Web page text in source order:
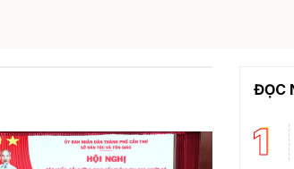
ĐỌC
1